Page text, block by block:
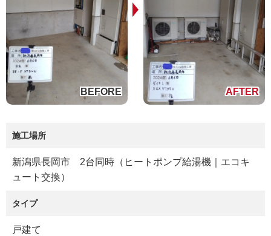
施工場所
新潟県長岡市 2台同時（ヒートポンプ給湯機｜エコキ
ュート交換）
タイプ
戸建て